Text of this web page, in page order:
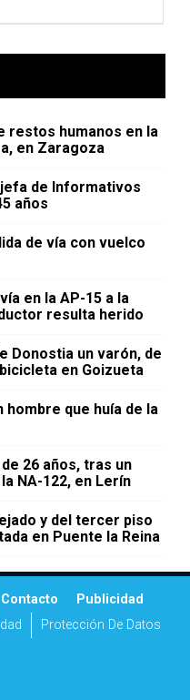
restos humanos en la
en Zaragoza
de Informativos
años
de vía con vuelco
en la AP-15 a la
resulta herido
Donostia un varón, de
en Goizueta
que huía de la
26 años, tras un
NA-122, en Lerín
y del tercer piso
en Puente la Reina
Contacto
Publicidad
Protección De Datos